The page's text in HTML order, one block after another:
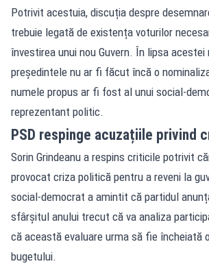
Potrivit acestuia, discuția despre
trebuie legată de existența voturilor
învestirea unui nou Guvern. În lipsa
președintele nu ar fi făcut încă o
numele propus ar fi fost al unui social-
reprezentant politic.
PSD respinge acuzațiile privind
Sorin Grindeanu a respins criticile potrivit
provocat criza politică pentru a reveni la
social-democrat a amintit că partidul
sfârșitul anului trecut că va analiza
că această evaluare urma să fie încheiată
bugetului.